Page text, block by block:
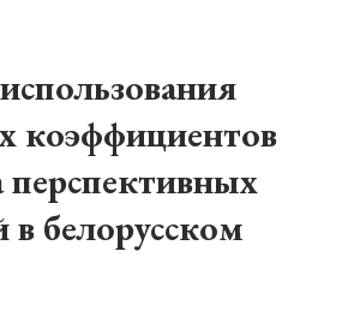
коэффициентов
в белорусском